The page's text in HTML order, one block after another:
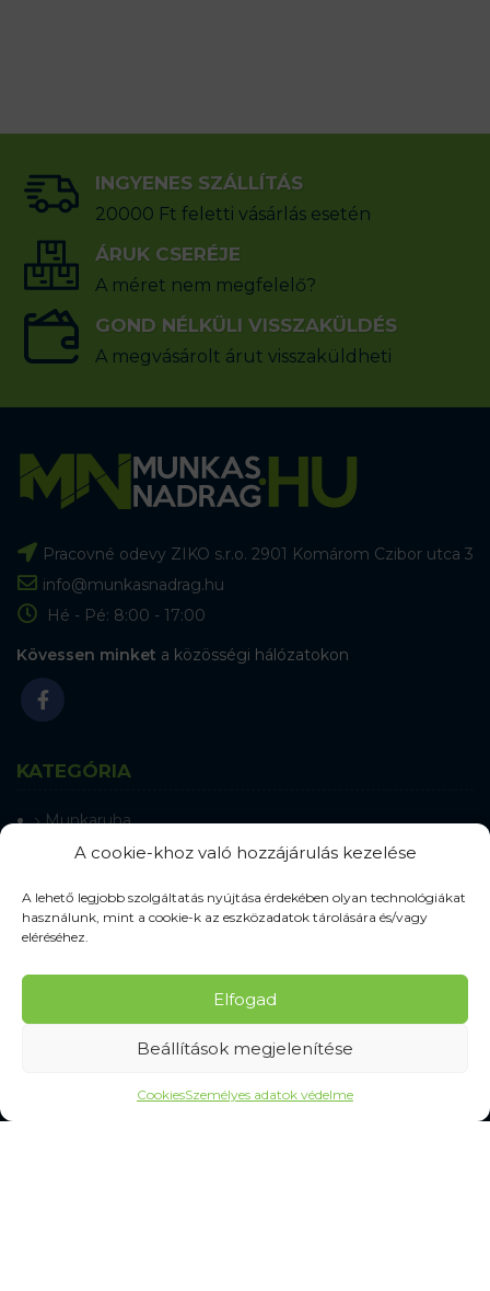
A cookie-khoz való hozzájárulás kezelése
A lehető legjobb szolgáltatás nyújtása érdekében olyan technológiákat
használunk, mint a cookie-k az eszközadatok tárolására és/vagy
eléréséhez.
Elfogad
Beállítások megjelenítése
CookiesSzemélyes adatok védelme
INGYENES SZÁLLÍTÁS
20000 Ft feletti vásárlás esetén
ÁRUK CSERÉJE
A méret nem megfelelő?
GOND NÉLKÜLI VISSZAKÜLDÉS
A megvásárolt árut visszaküldheti
Pracovné odevy ZIKO s.r.o. 2901 Komárom Czibor utca 3
info@munkasnadrag.hu
Hé - Pé: 8:00 - 17:00
Kövessen minket a közösségi hálózatokon
KATEGÓRIA
Munkaruha
Munkacipő
Munkavédelmi kesztyű
Munkaeszközök
Védőeszközök